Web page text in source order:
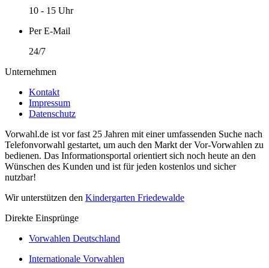
10 - 15 Uhr
Per E-Mail
24/7
Unternehmen
Kontakt
Impressum
Datenschutz
Vorwahl.de ist vor fast 25 Jahren mit einer umfassenden Suche nach
Telefonvorwahl gestartet, um auch den Markt der Vor-Vorwahlen zu
bedienen. Das Informationsportal orientiert sich noch heute an den
Wünschen des Kunden und ist für jeden kostenlos und sicher
nutzbar!
Wir unterstützen den Kindergarten Friedewalde
Direkte Einsprünge
Vorwahlen Deutschland
Internationale Vorwahlen